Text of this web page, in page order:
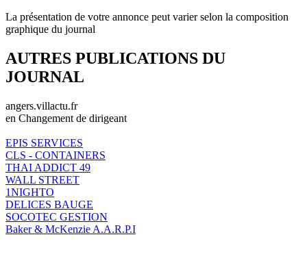
La présentation de votre annonce peut varier selon la composition
graphique du journal
AUTRES PUBLICATIONS DU
JOURNAL
angers.villactu.fr
en Changement de dirigeant
EPIS SERVICES
CLS - CONTAINERS
THAI ADDICT 49
WALL STREET
1NIGHTO
DELICES BAUGE
SOCOTEC GESTION
Baker & McKenzie A.A.R.P.I